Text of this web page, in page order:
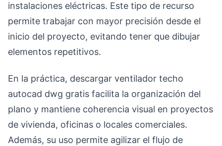
instalaciones eléctricas. Este tipo de recurso
permite trabajar con mayor precisión desde el
inicio del proyecto, evitando tener que dibujar
elementos repetitivos.
En la práctica, descargar ventilador techo
autocad dwg gratis facilita la organización del
plano y mantiene coherencia visual en proyectos
de vivienda, oficinas o locales comerciales.
Además, su uso permite agilizar el flujo de